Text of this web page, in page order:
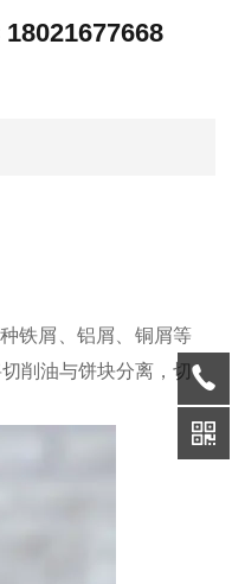
18021677668
铁屑、铝屑、铜屑等
削油与饼块分离，切